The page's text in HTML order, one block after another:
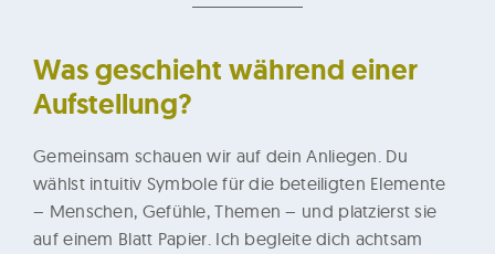
Was geschieht während einer
Aufstellung?
Gemeinsam schauen wir auf dein Anliegen. Du
wählst intuitiv Symbole für die beteiligten Elemente
– Menschen, Gefühle, Themen – und platzierst sie
auf einem Blatt Papier. Ich begleite dich achtsam